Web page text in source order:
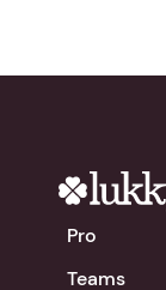
Pro
Teams